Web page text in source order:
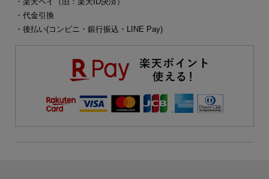
・代金引換
・後払い(コンビニ・銀行振込・LINE Pay)